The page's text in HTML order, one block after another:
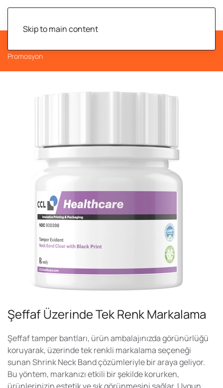
Skip to main content
Buklet Etiket
Promosyon
Şeffaf Üzerinde Tek Renk Markalama
Şeffaf tamper bantları, ürün ambalajınızda görünürlüğü
koruyarak, üzerinde tek renkli markalama seçeneği
sunanShrink Neck Bandçözümleriyle bir araya geliyor.
Bu yöntem, markanızı etkili bir şekilde korurken,